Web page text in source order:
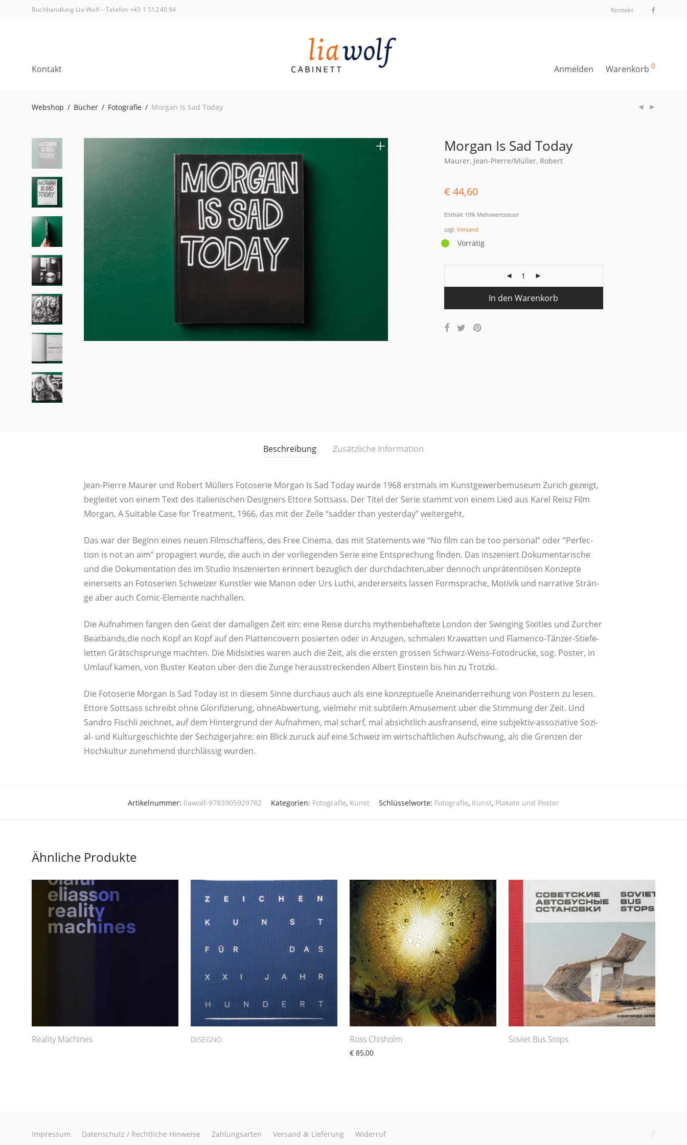
Buchhandlung Lia Wolf– Telefon +43 1 512 40 94 Kontakt
Kontakt Anmelden Warenkorb 0
Webshop / Bücher / Fotografie / Morgan Is Sad Today
Morgan Is Sad Today
Maurer, Jean-Pierre/Müller, Robert
€ 44,60
Enthält 10% Mehrwertsteuer
zzgl. Versand
Vorrätig
In den Warenkorb
Beschreibung Zusätzliche Information
Jean-Pierre Mau­rer und Robert Mül­lers Foto­se­rie Mor­gan Is Sad Today wur­de 1968 erst­mals im Kunst­ge­wer­be­mu­se­um Zurich gezeigt,
beglei­tet von einem Text des ita­lie­ni­schen Desi­gners Etto­re Sotts­ass. Der Titel der Serie stammt von einem Lied aus Karel Reisz Film
Mor­gan, A Sui­ta­ble Case for Tre­at­ment, 1966, das mit der Zei­le “sad­der than yes­ter­day” weitergeht.
Das war der Beginn eines neu­en Film­schaf­fens, des Free Cine­ma, das mit State­ments wie “No film can be too per­so­nal” oder “Per­fec­
tion is not an aim” pro­pa­giert wur­de, die auch in der vor­lie­gen­den Serie eine Ent­spre­chung fin­den. Das insze­niert Doku­men­ta­ri­sche
und die Doku­men­ta­ti­on des im Stu­dio Insze­nier­ten erin­nert bezug­lich der durchdachten,aber den­noch unprä­ten­tiö­sen Kon­zep­te
einer­seits an Foto­se­ri­en Schwei­zer Kunst­ler wie Manon oder Urs Luthi, ande­rer­seits las­sen Form­spra­che, Moti­vik und nar­ra­ti­ve Strän­
ge aber auch Comic-Ele­men­te nachhallen.
Die Auf­nah­men fan­gen den Geist der dama­li­gen Zeit ein: eine Rei­se durchs mythen­be­haf­te­te Lon­don der Swin­ging Sixi­ties und Zurcher
Beatbands,die noch Kopf an Kopf auf den Plat­ten­co­vern posier­ten oder in Anzu­gen, schma­len Kra­wat­ten und Fla­men­co-Tän­zer-Stie­fe­
let­ten Grätsch­sprun­ge mach­ten. Die Mid­six­ties waren auch die Zeit, als die ers­ten gros­sen Schwarz-Weiss-Foto­dru­cke, sog. Pos­ter, in
Umlauf kamen, von Bus­ter Keaton uber den die Zun­ge her­aus­stre­cken­den Albert Ein­stein bis hin zu Trotzki.
Die Foto­se­rie Mor­gan Is Sad Today ist in die­sem Sin­ne durch­aus auch als eine kon­zep­tu­el­le Anein­an­der­rei­hung von Pos­tern zu lesen.
Etto­re Sotts­ass schreibt ohne Glo­ri­fi­zie­rung, ohne­Ab­wer­tung, viel­mehr mit sub­ti­lem Amu­se­ment uber die Stim­mung der Zeit. Und
San­dro Fisch­li zeich­net, auf dem Hin­ter­grund der Auf­nah­men, mal scharf, mal absicht­lich aus­fran­send, eine sub­jek­tiv-asso­zia­ti­ve Sozi­
al- und Kul­tur­ge­schich­te der Sech­zi­ger­jah­re: ein Blick zuruck auf eine Schweiz im wirt­schaft­li­chen Auf­schwung, als die Gren­zen der
Hoch­kul­tur zuneh­mend durch­läs­sig wurden.
Artikelnummer: liawolf-9783905929782 Kategorien: Fotografie, Kunst Schlüsselworte: Fotografie, Kunst, Plakate und Poster
Ähnliche Produkte
Reality Machines DISEGNO Ross Chisholm
€ 85,00
Soviet Bus Stops
Impressum Datenschutz / Rechtliche Hinweise Zahlungsarten Versand & Lieferung
Widerruf